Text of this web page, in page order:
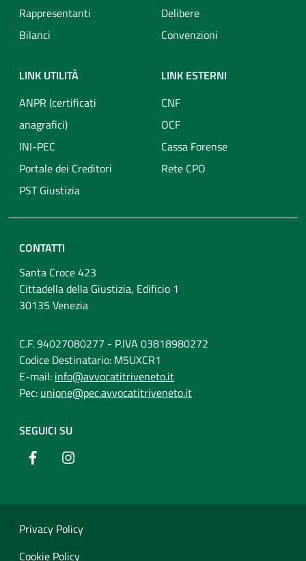
Rappresentanti
Bilanci
Delibere
Convenzioni
LINK UTILITÀ
ANPR (certificati
anagrafici)
INI-PEC
Portale dei Creditori
PST Giustizia
LINK ESTERNI
CNF
OCF
Cassa Forense
Rete CPO
CONTATTI
Santa Croce 423
Cittadella della Giustizia, Edificio 1
30135 Venezia
C.F. 94027080277 - P.IVA 03818980272
Codice Destinatario: M5UXCR1
E-mail: info@avvocatitriveneto.it
Pec: unione@pec.avvocatitriveneto.it
SEGUICI SU
Privacy Policy
Cookie Policy